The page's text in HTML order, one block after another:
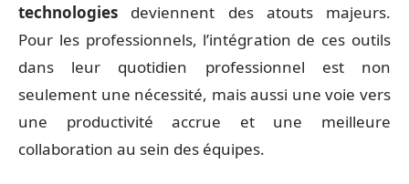
technologies deviennent des atouts majeurs.
Pour les professionnels, l’intégration de ces outils
dans leur quotidien professionnel est non
seulement une nécessité, mais aussi une voie vers
une productivité accrue et une meilleure
collaboration au sein des équipes.